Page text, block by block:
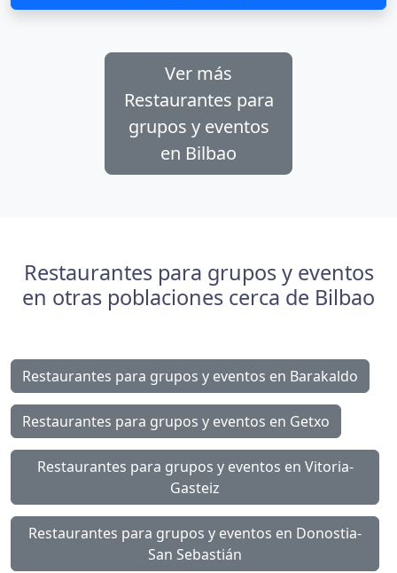
Ver más
Restaurantes para
grupos y eventos
en Bilbao
Restaurantes para grupos y eventos
en otras poblaciones cerca de Bilbao
Restaurantes para grupos y eventos en Barakaldo
Restaurantes para grupos y eventos en Getxo
Restaurantes para grupos y eventos en Vitoria-
Gasteiz
Restaurantes para grupos y eventos en Donostia-
San Sebastián